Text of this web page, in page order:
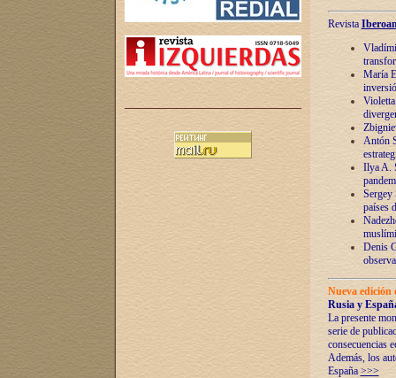
Revista
María
Antón
Ilya A.
Sergey
países
Denis
Nueva
Rusia y
La presente
serie de
consecuencias
Además, los
España >>>